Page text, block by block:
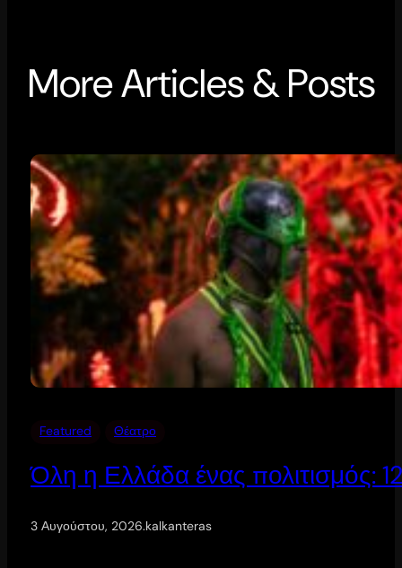
More Articles & Posts
Featured Θέατρο
Όλη η Ελλάδα ένας πολιτισμός:
3 Αυγούστου, 2026.kalkanteras